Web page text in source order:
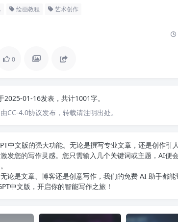
绘画教程 艺术创作
0
2025-01-16发表，共计1001字。
CC-4.0协议发布，转载请注明出处。
中文版的强大功能。无论是撰写专业文章，还是创作引
发您的写作灵感。您只需输入几个关键词或主题，AI便
论是文章、博客还是创意写作，我们的免费 AI 助手都能
中文版 ，开启你的智能写作之旅！